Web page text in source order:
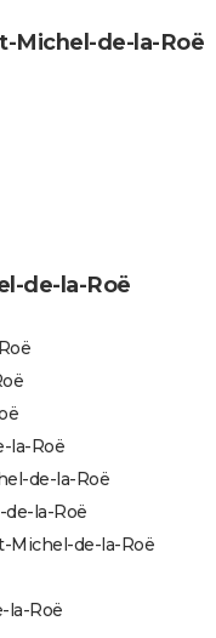
Michel-de-la-Roë
de-la-Roë
la-Roë
de-la-Roë
la-Roë
Michel-de-la-Roë
la-Roë